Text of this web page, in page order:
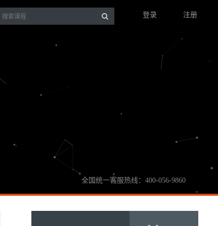
登录 注册
全国统一客服热线：400-056-9860